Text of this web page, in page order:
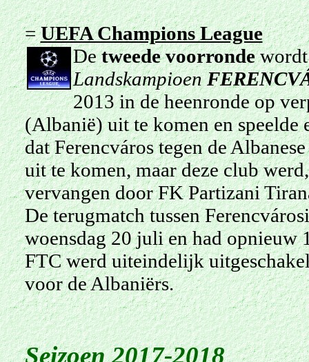
=UEFA Champions League
Detweede voorrondewordt
Landskampioen
2013 in de heenronde op
(Albanië) uit te komen en
dat Ferencváros tegen de
uit te komen, maar deze club
vervangen door FK Partizani
De terugmatch tussen
woensdag 20 juli en had opnieuw
FTC werd uiteindelijk
voor de Albaniërs.
Seizoen 2017-2018